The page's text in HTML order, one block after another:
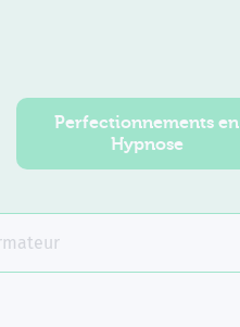
Perfectionnements en
Hypnose